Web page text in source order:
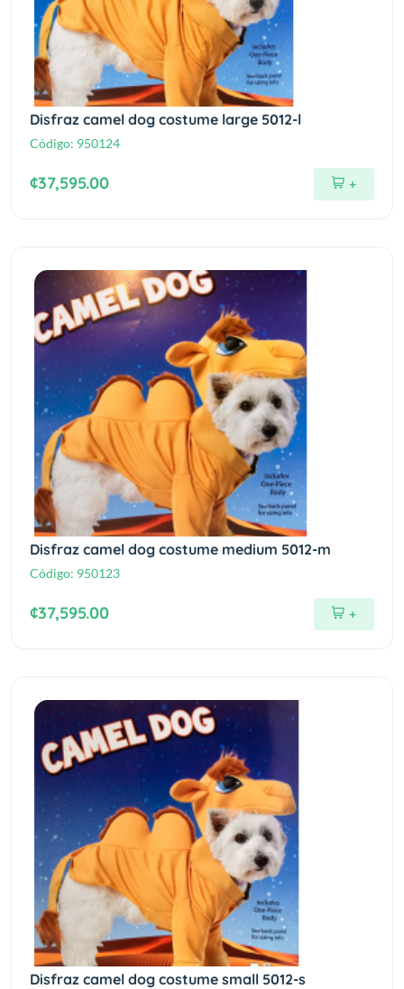
Disfraz camel dog costume large 5012-l
Código: 950124
¢37,595.00 +
Disfraz camel dog costume medium 5012-m
Código: 950123
¢37,595.00 +
Disfraz camel dog costume small 5012-s